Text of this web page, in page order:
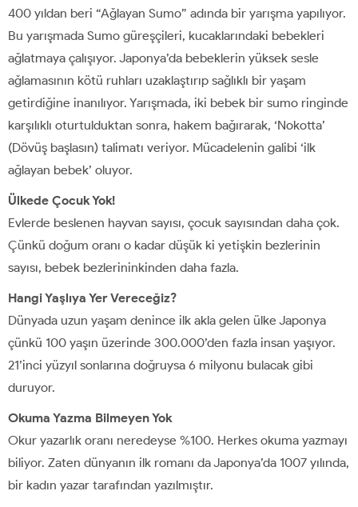
400 yıldan beri “Ağlayan Sumo” adında bir yarışma yapılıyor.
Bu yarışmada Sumo güreşçileri, kucaklarındaki bebekleri
ağlatmaya çalışıyor. Japonya’da bebeklerin yüksek sesle
ağlamasının kötü ruhları uzaklaştırıp sağlıklı bir yaşam
getirdiğine inanılıyor. Yarışmada, iki bebek bir sumo ringinde
karşılıklı oturtulduktan sonra, hakem bağırarak, ‘Nokotta’
(Dövüş başlasın) talimatı veriyor. Mücadelenin galibi ‘ilk
ağlayan bebek’ oluyor.
Ülkede Çocuk Yok!
Evlerde beslenen hayvan sayısı, çocuk sayısından daha çok.
Çünkü doğum oranı o kadar düşük ki yetişkin bezlerinin
sayısı, bebek bezlerininkinden daha fazla.
Hangi Yaşlıya Yer Vereceğiz?
Dünyada uzun yaşam denince ilk akla gelen ülke Japonya
çünkü 100 yaşın üzerinde 300.000’den fazla insan yaşıyor.
21’inci yüzyıl sonlarına doğruysa 6 milyonu bulacak gibi
duruyor.
Okuma Yazma Bilmeyen Yok
Okur yazarlık oranı neredeyse %100. Herkes okuma yazmayı
biliyor. Zaten dünyanın ilk romanı da Japonya’da 1007 yılında,
bir kadın yazar tarafından yazılmıştır.